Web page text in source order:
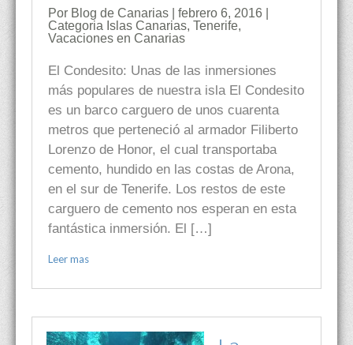
Por Blog de Canarias | febrero 6, 2016 |
Categoria Islas Canarias, Tenerife,
Vacaciones en Canarias
El Condesito: Unas de las inmersiones
más populares de nuestra isla El Condesito
es un barco carguero de unos cuarenta
metros que perteneció al armador Filiberto
Lorenzo de Honor, el cual transportaba
cemento, hundido en las costas de Arona,
en el sur de Tenerife. Los restos de este
carguero de cemento nos esperan en esta
fantástica inmersión. El […]
Leer mas